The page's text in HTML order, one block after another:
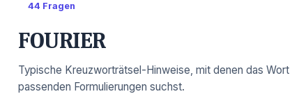
44 Fragen
FOURIER
Typische Kreuzworträtsel-Hinweise, mit denen das Wort
passenden Formulierungen suchst.